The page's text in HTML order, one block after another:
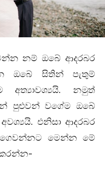
නම් ඔබේ ආදරබර
ඔබේ සිතින් පැතුම්
අත්‍යාවශ්‍යයි. නමුත්
පුළුවන් වගේම ඔබේ
එනිසා ආදරබර
ගෙවන්නට මෙන්න මේ